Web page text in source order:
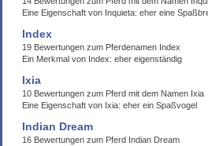
Eine Eigenschaft von Inquieta: eher eine
Index
19 Bewertungen zum Pferdenamen Index
Ein Merkmal von Index: eher eigenständig
Ixia
10 Bewertungen zum Pferd mit dem Namen Ixia
Eine Eigenschaft von Ixia: eher ein Spaßvogel
Indian Dream
16 Bewertungen zum Pferd Indian Dream